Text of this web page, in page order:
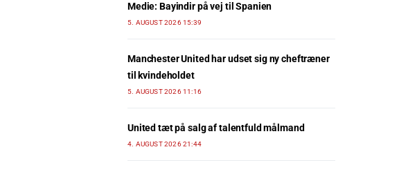
Medie: Bayindir på vej til Spanien
5. AUGUST 2026 15:39
Manchester United har udset sig ny cheftræner
til kvindeholdet
5. AUGUST 2026 11:16
United tæt på salg af talentfuld målmand
4. AUGUST 2026 21:44